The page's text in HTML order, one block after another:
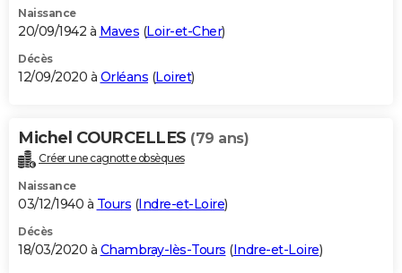
Naissance
20/09/1942 à Maves (Loir-et-Cher)
Décès
12/09/2020 à Orléans (Loiret)
Michel COURCELLES (79 ans)
Créer une cagnotte obsèques
Naissance
03/12/1940 à Tours (Indre-et-Loire)
Décès
18/03/2020 à Chambray-lès-Tours (Indre-et-Loire)